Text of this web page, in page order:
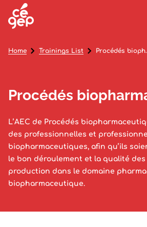
Procédés
L’AEC de Procédés
des professionnelles et
biopharmaceutiques, afin qu’ils
le bon déroulement et la qualité des
production dans le domaine
biopharmaceutique.
Home Trainings List